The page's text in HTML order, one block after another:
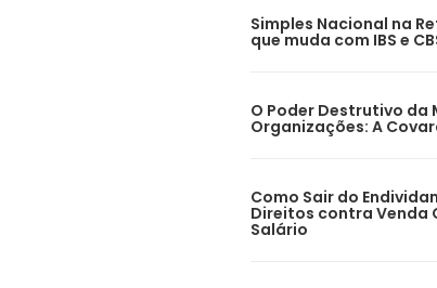
Simples Nacional na
que muda com IBS e
O Poder Destrutivo da
Organizações: A
Como Sair do
Direitos contra Venda
Salário